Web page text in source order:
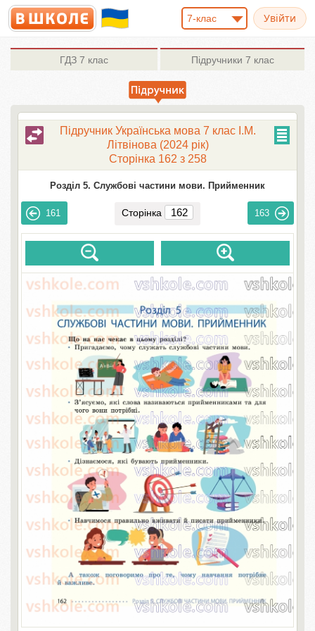
7-клас
ГДЗ 7 клас Підручники 7 клас
Підручник Українська мова 7 клас І.М.
Літвінова (2024 рік)
Сторінка 162 з 258
Розділ 5. Службові частини мови. Прийменник
161 Сторінка 163